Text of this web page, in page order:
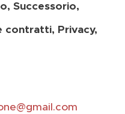
Successorio,
contratti, Privacy,